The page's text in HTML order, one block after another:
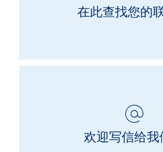
在此查找您的
欢迎写信给我